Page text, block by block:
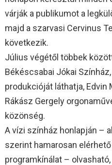
várják a publikumot a
majd a szarvasi Cervinus
következik.
Július végétől többek
Békéscsabai Jókai
produkcióját láthatja,
Rákász Gergely
közönség.
A vízi színház honlapján –
szerint hamarosan
programkínálat –